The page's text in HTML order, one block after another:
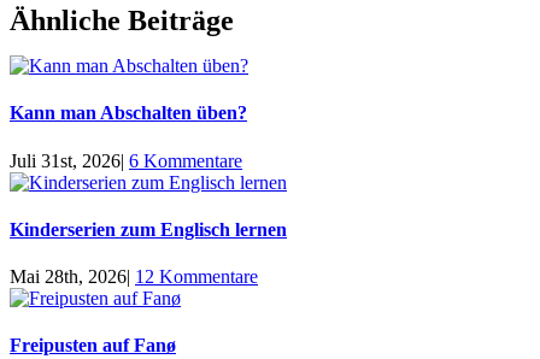
Ähnliche Beiträge
Kann man Abschalten üben?
Juli 31st, 2026| 6 Kommentare
Kinderserien zum Englisch lernen
Mai 28th, 2026| 12 Kommentare
Freipusten auf Fanø